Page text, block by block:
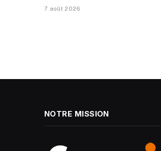
7 août 2026
NOTRE MISSION